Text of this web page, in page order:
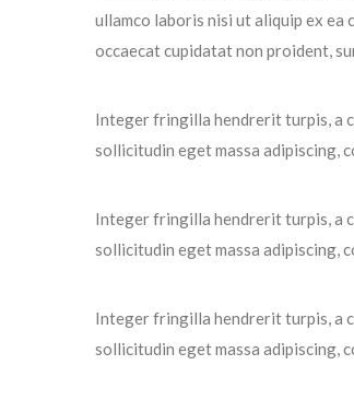
ullamco laboris nisi ut aliquip ex
occaecat cupidatat non proident,
Integer fringilla hendrerit turpis, a
sollicitudin eget massa adipiscing,
Integer fringilla hendrerit turpis, a
sollicitudin eget massa adipiscing,
Integer fringilla hendrerit turpis, a
sollicitudin eget massa adipiscing,